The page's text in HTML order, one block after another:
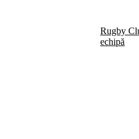
Rugby
echipă